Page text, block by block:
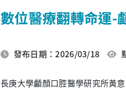
數位醫療翻轉命運-
發布日期：2026/03/18
長庚大學顱顏口腔醫學研究所黃